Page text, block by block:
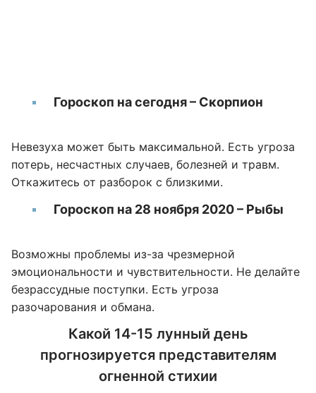
Гороскоп на сегодня – Скорпион
Невезуха может быть максимальной. Есть угроза
потерь, несчастных случаев, болезней и травм.
Откажитесь от разборок с близкими.
Гороскоп на 28 ноября 2020 – Рыбы
Возможны проблемы из-за чрезмерной
эмоциональности и чувствительности. Не делайте
безрассудные поступки. Есть угроза
разочарования и обмана.
Какой 14-15 лунный день
прогнозируется представителям
огненной стихии